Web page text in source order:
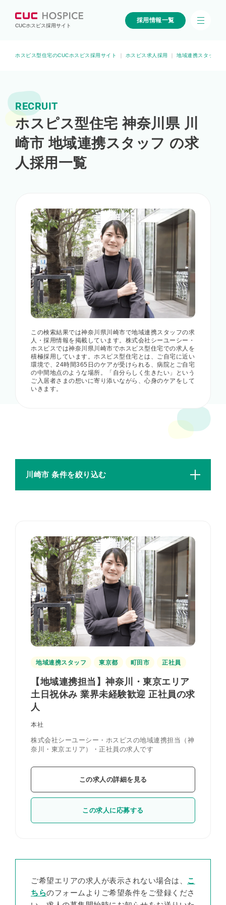
CUCホスピス採用サイト
採用情報一覧
ホスピス型住宅のCUCホスピス採用サイト ホスピス求人採用 地域連携スタッフの
RECRUIT
ホスピス型住宅 神奈川県 川
崎市 地域連携スタッフ の求
人採用一覧
この検索結果では神奈川県川崎市で地域連携スタッフの求
人・採用情報を掲載しています。株式会社シーユーシー・
ホスピスでは神奈川県川崎市でホスピス型住宅での求人を
積極採用しています。ホスピス型住宅とは、ご自宅に近い
環境で、24時間365日のケアが受けられる、病院とご自宅
の中間地点のような場所。「自分らしく生きたい」という
ご入居者さまの想いに寄り添いながら、心身のケアをして
いきます。
川崎市 条件を絞り込む
地域連携スタッフ 東京都 町田市 正社員
【地域連携担当】神奈川・東京エリア
土日祝休み 業界未経験歓迎 正社員の求
人
本社
株式会社シーユーシー・ホスピスの地域連携担当（神
奈川・東京エリア）・正社員の求人です
この求人の詳細を見る
この求人に応募する
ご希望エリアの求人が表示されない場合は、 こ
ちらのフォームよりご希望条件をご登録くださ